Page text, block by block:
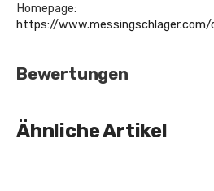
Homepage:
https://
Bewertungen
Ähnliche Artikel